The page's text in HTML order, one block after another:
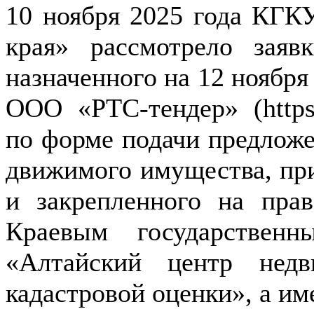
10 ноября 2025 года
края» рассмотрело
назначенного на 12
ООО «РТС-тендер»
по форме подачи
движимого имущества,
и закрепленного на
Краевым
«Алтайский центр
кадастровой оценки», а